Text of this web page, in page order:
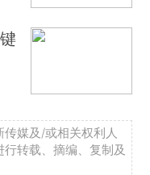
媒及/或相关权利人
转载、摘编、复制及